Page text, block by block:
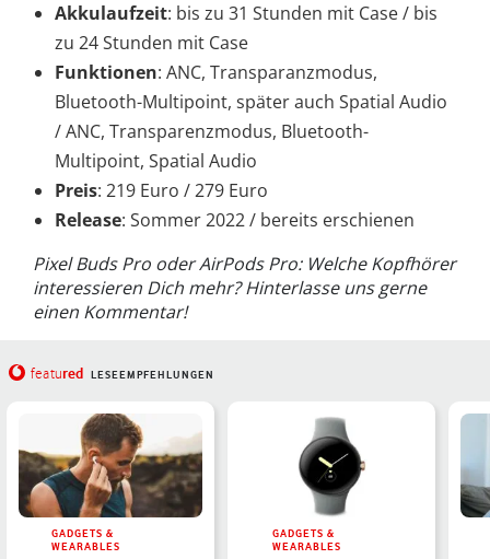
Akkulaufzeit: bis zu 31 Stunden mit Case / bis
zu 24 Stunden mit Case
Funktionen: ANC, Transparanzmodus,
Bluetooth-Multipoint, später auch Spatial Audio
/ ANC, Transparenzmodus, Bluetooth-
Multipoint, Spatial Audio
Preis: 219 Euro / 279 Euro
Release: Sommer 2022 / bereits erschienen
Pixel Buds Pro oder AirPods Pro: Welche Kopfhörer
interessieren Dich mehr? Hinterlasse uns gerne
einen Kommentar!
featured LESEEMPFEHLUNGEN
GADGETS &
WEARABLES
GADGETS &
WEARABLES